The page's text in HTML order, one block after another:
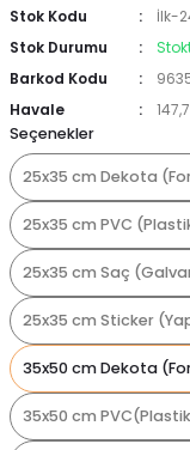
Stok Kodu
İlk-
Stok Durumu
Barkod Kodu
Havale
Seçenekler
25x35 cm Dekota
25x35 cm PVC
25x35 cm Saç
25x35 cm Sticker
35x50 cm Dekota
35x50 cm